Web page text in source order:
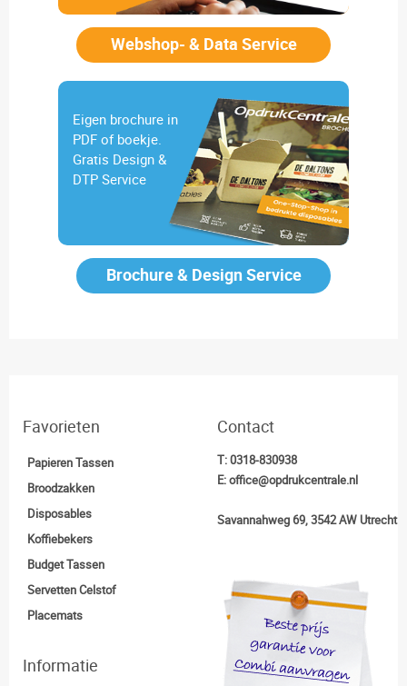
Webshop- & Data Service
Eigen brochure in
PDF of boekje.
Gratis Design &
DTP Service
Brochure & Design Service
Favorieten
Papieren Tassen
Broodzakken
Disposables
Koffiebekers
Budget Tassen
Servetten Celstof
Placemats
Contact
T:0318-830938
E:office@opdrukcentrale.nl
Savannahweg 69, 3542 AW Utrecht
Informatie